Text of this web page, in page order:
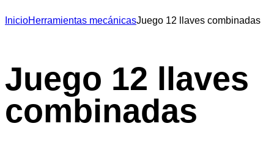
InicioHerramientas mecánicasJuego 12 llaves combinadas
Juego 12 llaves
combinadas